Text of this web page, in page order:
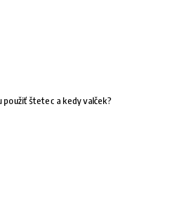
použiť štetec a kedy valček?